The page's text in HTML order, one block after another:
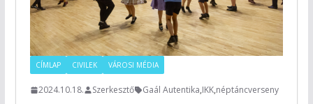
CÍMLAP CIVILEK VÁROSI MÉDIA
2024.10.18. Szerkesztő Gaál Autentika,IKK,néptáncverseny